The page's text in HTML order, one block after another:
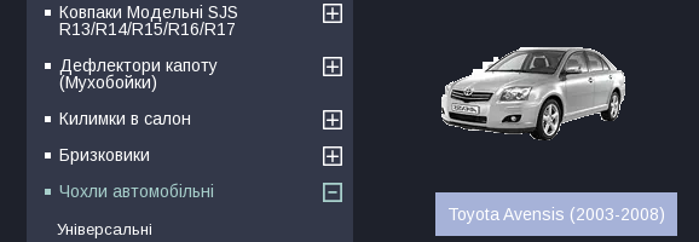
Toyota Avensis (2003-2008)
Ковпаки Модельні SJS
R13/R14/R15/R16/R17
Дефлектори капоту
(Мухобойки)
Килимки в салон
Бризковики
Чохли автомобільні
Універсальні